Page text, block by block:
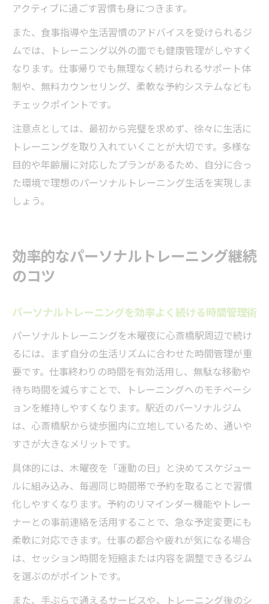
アクティブに過ごす習慣も身につきます。
また、食事指導や生活習慣のアドバイスを受けられるジ
ムでは、トレーニング以外の面でも健康管理がしやすく
なります。仕事帰りでも無理なく続けられるサポート体
制や、無料カウンセリング、柔軟な予約システムなども
チェックポイントです。
注意点としては、最初から完璧を求めず、徐々に生活に
トレーニングを取り入れていくことが大切です。多様な
目的や年齢層に対応したプランがあるため、自分に合っ
た環境で理想のパーソナルトレーニング生活を実現しま
しょう。
効率的なパーソナルトレーニング継続
のコツ
パーソナルトレーニングを効率よく続ける時間管理術
パーソナルトレーニングを木曜夜に心斎橋駅周辺で続け
るには、まず自分の生活リズムに合わせた時間管理が重
要です。仕事終わりの時間を有効活用し、無駄な移動や
待ち時間を減らすことで、トレーニングへのモチベーシ
ョンを維持しやすくなります。駅近のパーソナルジム
は、心斎橋駅から徒歩圏内に立地しているため、通いや
すさが大きなメリットです。
具体的には、木曜夜を「運動の日」と決めてスケジュー
ルに組み込み、毎週同じ時間帯で予約を取ることで習慣
化しやすくなります。予約のリマインダー機能やトレー
ナーとの事前連絡を活用することで、急な予定変更にも
柔軟に対応できます。仕事の都合や疲れが気になる場合
は、セッション時間を短縮または内容を調整できるジム
を選ぶのがポイントです。
また、手ぶらで通えるサービスや、トレーニング後のシ